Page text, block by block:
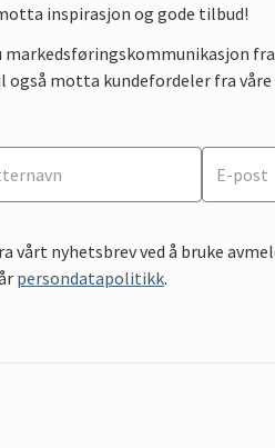
inspirasjon og gode tilbud!
fra
også motta kundefordeler fra
vårt nyhetsbrev ved å bruke
persondatapolitikk.